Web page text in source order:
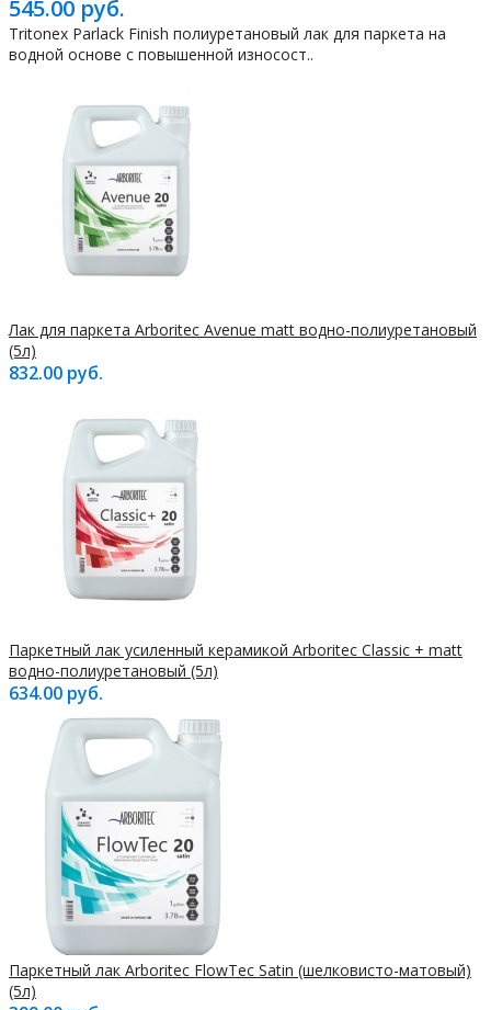
545.00 руб.
Tritonex Parlack Finish полиуретановый лак для паркета на
водной основе с повышенной износост..
Лак для паркета Arboritec Avenue matt водно-полиуретановый
(5л)
832.00 руб.
Паркетный лак усиленный керамикой Arboritec Classic + matt
водно-полиуретановый (5л)
634.00 руб.
Паркетный лак Arboritec FlowTec Satin (шелковисто-матовый)
(5л)